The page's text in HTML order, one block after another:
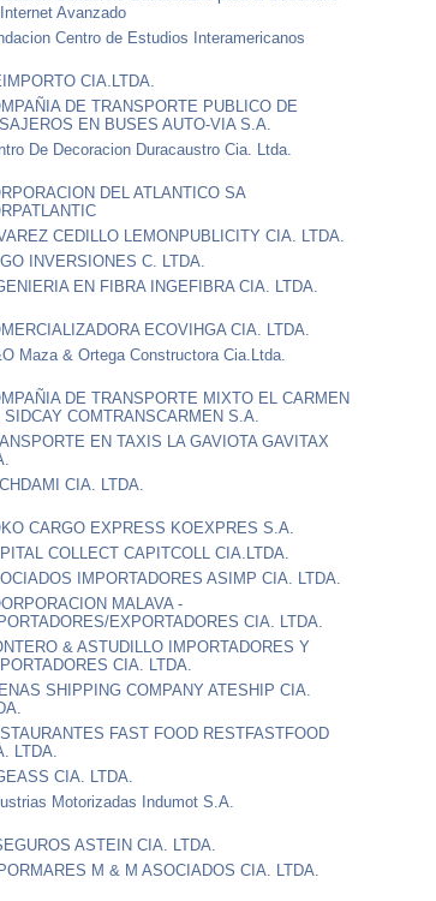
Avanzado
Centro de Estudios Interamericanos
CIA.LTDA.
DE TRANSPORTE PUBLICO DE
EN BUSES AUTO-VIA S.A.
De Decoracion Duracaustro Cia. Ltda.
DEL ATLANTICO SA
CEDILLO LEMONPUBLICITY CIA. LTDA.
INVERSIONES C. LTDA.
EN FIBRA INGEFIBRA CIA. LTDA.
ECOVIHGA CIA. LTDA.
Maza & Ortega Constructora Cia.Ltda.
DE TRANSPORTE MIXTO EL CARMEN
SIDCAY COMTRANSCARMEN S.A.
EN TAXIS LA GAVIOTA GAVITAX
CIA. LTDA.
CARGO EXPRESS KOEXPRES S.A.
COLLECT CAPITCOLL CIA.LTDA.
IMPORTADORES ASIMP CIA. LTDA.
MALAVA -
EXPORTADORES CIA. LTDA.
& ASTUDILLO IMPORTADORES Y
CIA. LTDA.
SHIPPING COMPANY ATESHIP CIA.
FAST FOOD RESTFASTFOOD
LTDA.
CIA. LTDA.
Motorizadas Indumot S.A.
ASTEIN CIA. LTDA.
M & M ASOCIADOS CIA. LTDA.